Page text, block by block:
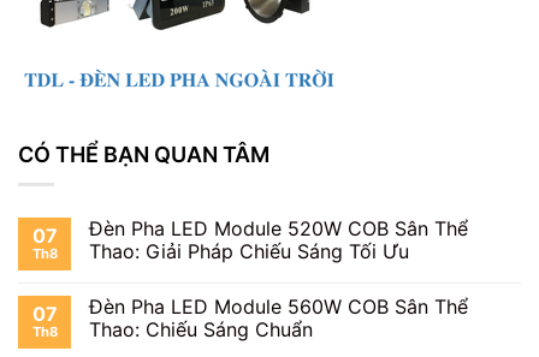
CÓ THỂ BẠN QUAN TÂM
07
Th8
Đèn Pha LED Module 520W COB Sân Thể
Thao: Giải Pháp Chiếu Sáng Tối Ưu
07
Th8
Đèn Pha LED Module 560W COB Sân Thể
Thao: Chiếu Sáng Chuẩn